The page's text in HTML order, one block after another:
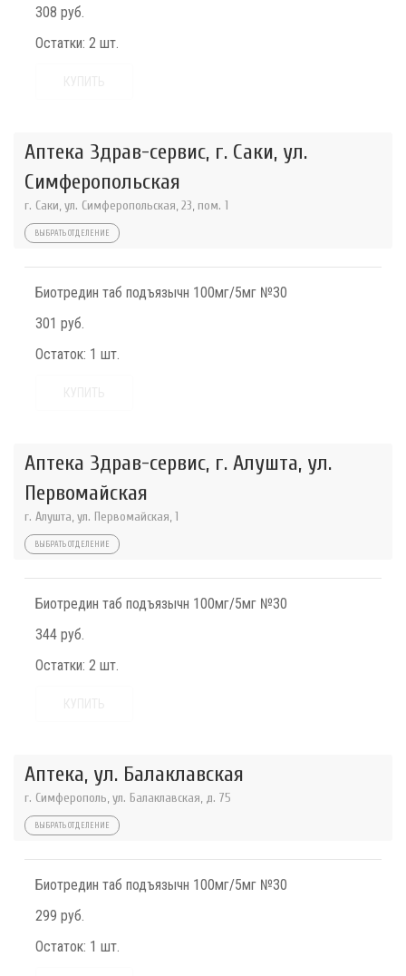
308 руб.
Остатки: 2 шт.
Аптека Здрав-сервис, г. Саки, ул.
Симферопольская
г. Саки, ул. Симферопольская, 23, пом. 1
ВЫБРАТЬ ОТДЕЛЕНИЕ
Биотредин таб подъязычн 100мг/5мг №30
301 руб.
Остаток: 1 шт.
Аптека Здрав-сервис, г. Алушта, ул.
Первомайская
г. Алушта, ул. Первомайская, 1
ВЫБРАТЬ ОТДЕЛЕНИЕ
Биотредин таб подъязычн 100мг/5мг №30
344 руб.
Остатки: 2 шт.
Аптека, ул. Балаклавская
г. Симферополь, ул. Балаклавская, д. 75
ВЫБРАТЬ ОТДЕЛЕНИЕ
Биотредин таб подъязычн 100мг/5мг №30
299 руб.
Остаток: 1 шт.